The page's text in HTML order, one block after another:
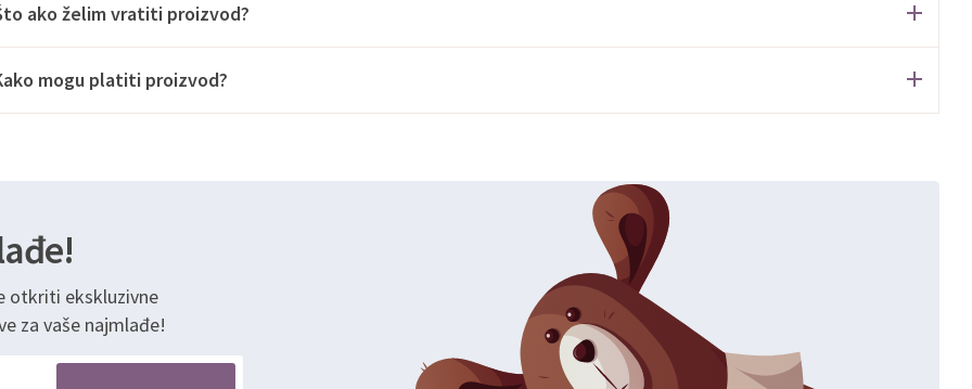
ako želim vratiti proizvod?
mogu platiti proizvod?
otkriti ekskluzivne
za vaše najmlađe!